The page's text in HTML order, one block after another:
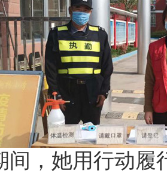
，她用行动履